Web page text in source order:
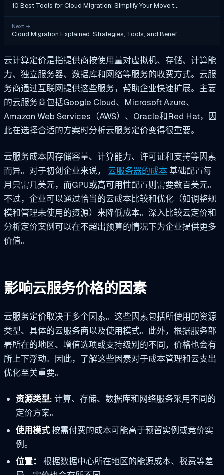
10 Best Tools for Cloud Migration: Simplify Your Move t…
Next →
Cloud Migration Explained: Strategies, Tools, and Benef…
云计算定价是指提供商按使用量对虚拟机、存储、计算能
力、独立服务器、数据库和网络等服务的收费方式。云服
务商通过互联网提供这些服务，帮助企业快速扩展。主要
的云服务商包括Google Cloud、Microsoft Azure、
Amazon Web Services（AWS）、Oracle和Red Hat，因
此在选择合适的方案时分析云服务定价变得很重要。
云服务成本因存储容量、计算能力、许可证和支持等因素
而异。对于初创企业来说， 云服务器的成本基础配置每
月只需几美元，而GPU或高可用性配置则需要数百美元。
不过，企业可以通过恰当的云成本比较和优化（如调整规
模和管理未使用的资源）来降低成本。深入比较云定价和
分析定价案例可以在不超出预算的情况下为企业提供更多
价值。
影响云服务价格的因素
云服务定价取决于多个因素。这些因素包括所使用的资源
类型、具体的云服务商以及使用模式。此外，根据服务部
署所在的地区、增值选项或支持级别的不同，价格也会有
所上下浮动。因此，了解这些因素对于成本管理和云支出
优化至关重要。
资源类型: 计算、存储、数据库和网络服务采用不同的
定价方案。
使用模式按需付费的成本可能高于预留实例或竞价实
例。
位置：
根据数据中心所在地区的能源成本、税费等差